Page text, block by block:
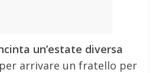
un’estate diversa
arrivare un fratello per